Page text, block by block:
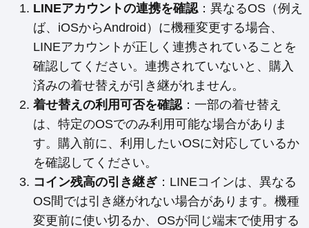
LINEアカウントの連携を確認：異なるOS（例え
ば、iOSからAndroid）に機種変更する場合、
LINEアカウントが正しく連携されていることを
確認してください。連携されていないと、購入
済みの着せ替えが引き継がれません。
着せ替えの利用可否を確認：一部の着せ替え
は、特定のOSでのみ利用可能な場合がありま
す。購入前に、利用したいOSに対応しているか
を確認してください。
コイン残高の引き継ぎ ：LINEコインは、異なる
OS間では引き継がれない場合があります。機種
変更前に使い切るか、OSが同じ端末で使用する